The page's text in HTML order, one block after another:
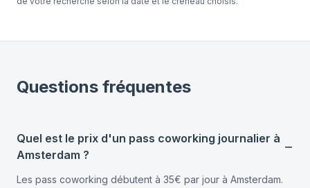
Questions fréquentes
Quel est le prix d'un pass coworking journalier à
Amsterdam ?
Les pass coworking débutent à 35€ par jour à Amsterdam.